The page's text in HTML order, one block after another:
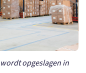
opgeslagen in